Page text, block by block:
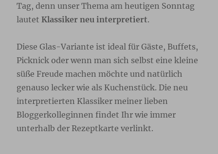
Tag, denn unser Thema am heutigen Sonntag
lautetKlassiker neu interpretiert.
Diese Glas-Variante ist ideal für Gäste, Buffets,
Picknick oder wenn man sich selbst eine kleine
süße Freude machen möchte und natürlich
genauso lecker wie als Kuchenstück. Die neu
interpretierten Klassiker meiner lieben
Bloggerkolleginnen findet Ihr wie immer
unterhalb der Rezeptkarte verlinkt.